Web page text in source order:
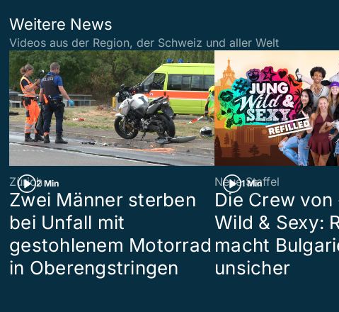
Weitere News
Videos aus der Region, der Schweiz und aller Welt
2 Min
Zürich
Zwei Männer sterben
bei Unfall mit
gestohlenem Motorrad
in Oberengstringen
1 Min
Neue Staffel
Die Crew von
Wild & Sexy:
macht
unsicher